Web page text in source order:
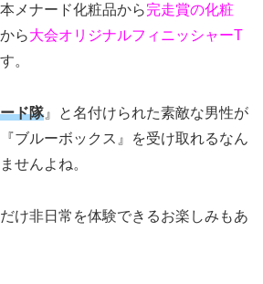
メナード化粧品から完走賞の化粧
ら大会オリジナルフィニッシャーT
。
ド隊』と名付けられた素敵な男性が
ブルーボックス』を受け取れるなん
せんよね。
け非日常を体験できるお楽しみもあ